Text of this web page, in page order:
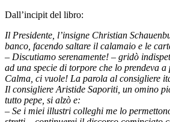
Dall’incipit del libro:
Il Presidente, l’insigne Christian
banco, facendo saltare il calamaio e le
‒ Discutiamo serenamente! ‒ gridò
ad una specie di torpore che lo prendeva
Calma, ci vuole! La parola al consigliere
Il consigliere Aristide Saporiti, un omino
tutto pepe, si alzò e:
‒ Se i miei illustri colleghi me lo